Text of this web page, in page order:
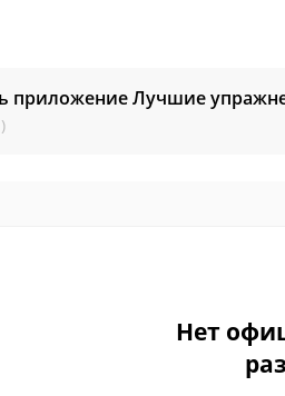
приложение Лучшие
Нет